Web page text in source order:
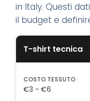
in Italy. Questi
il budget e
T-shirt tecnica
COSTO TESSUTO
€3 - €6